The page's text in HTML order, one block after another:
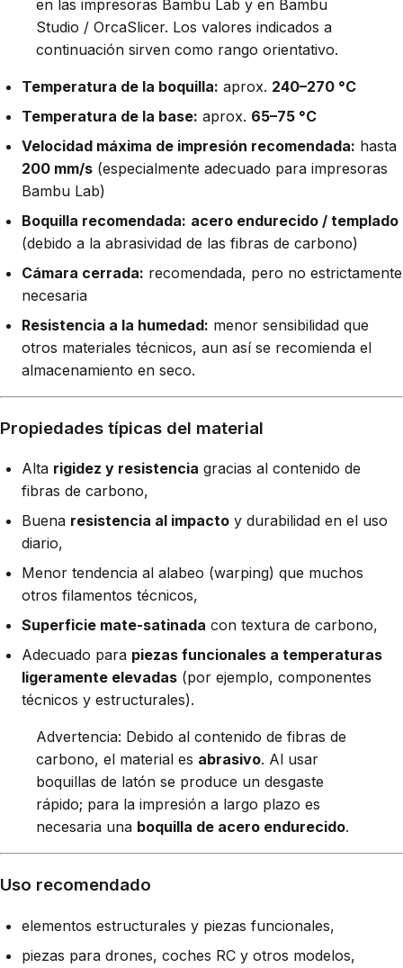
en las impresoras Bambu Lab y en Bambu
Studio / OrcaSlicer. Los valores indicados a
continuación sirven como rango orientativo.
Temperatura de la boquilla: aprox. 240–270 °C
Temperatura de la base: aprox. 65–75 °C
Velocidad máxima de impresión recomendada: hasta
200 mm/s (especialmente adecuado para impresoras
Bambu Lab)
Boquilla recomendada: acero endurecido / templado
(debido a la abrasividad de las fibras de carbono)
Cámara cerrada: recomendada, pero no estrictamente
necesaria
Resistencia a la humedad: menor sensibilidad que
otros materiales técnicos, aun así se recomienda el
almacenamiento en seco.
Propiedades típicas del material
Alta rigidez y resistencia gracias al contenido de
fibras de carbono,
Buena resistencia al impacto y durabilidad en el uso
diario,
Menor tendencia al alabeo (warping) que muchos
otros filamentos técnicos,
Superficie mate-satinada con textura de carbono,
Adecuado para piezas funcionales a temperaturas
ligeramente elevadas (por ejemplo, componentes
técnicos y estructurales).
Advertencia: Debido al contenido de fibras de
carbono, el material es abrasivo. Al usar
boquillas de latón se produce un desgaste
rápido; para la impresión a largo plazo es
necesaria una boquilla de acero endurecido.
Uso recomendado
elementos estructurales y piezas funcionales,
piezas para drones, coches RC y otros modelos,